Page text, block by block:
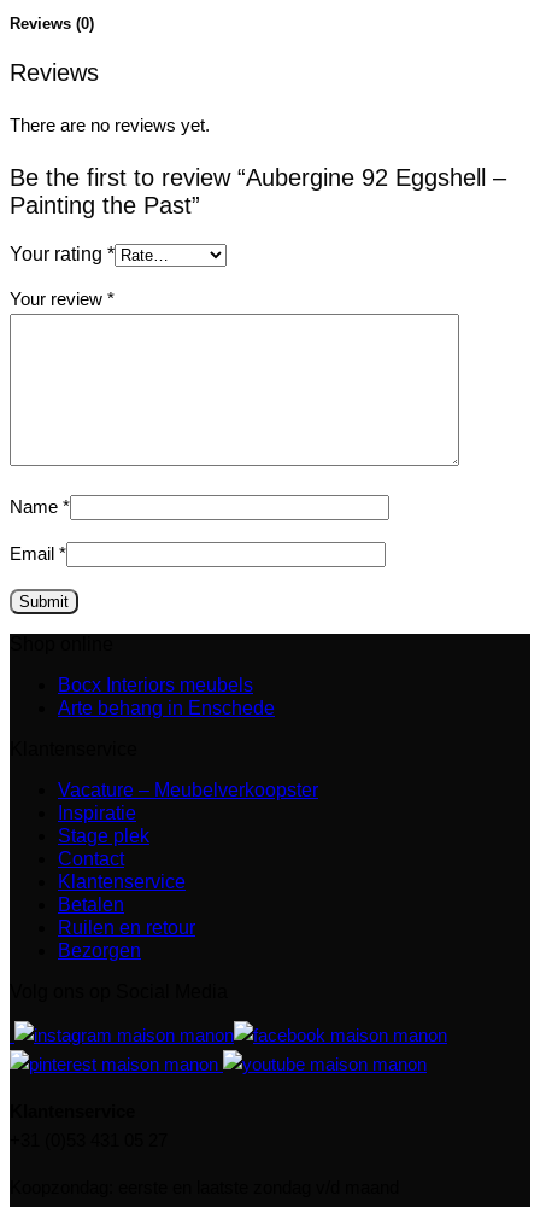
Reviews (0)
Reviews
There are no reviews yet.
Be the first to review “Aubergine 92 Eggshell –
Painting the Past”
Your rating *
Your review *
Name *
Email *
Bocx Interiors meubels
Arte behang in Enschede
Vacature – Meubelverkoopster
Inspiratie
Stage plek
Contact
Klantenservice
Betalen
Ruilen en retour
Bezorgen